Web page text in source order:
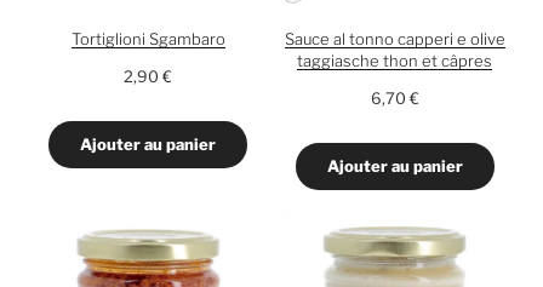
Tortiglioni Sgambaro
2,90€
Ajouter au panier
Sauce al tonno capperi e olive
taggiasche thon et câpres
6,70 €
Ajouter au panier